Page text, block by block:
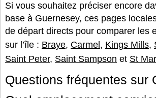
Si vous souhaitez préciser encore
base à Guernesey, ces pages
de départ directs pour comparer les
sur l’île : Braye, Carmel , Kings Mills,
Saint Peter, Saint Sampson et St
Questions fréquentes sur